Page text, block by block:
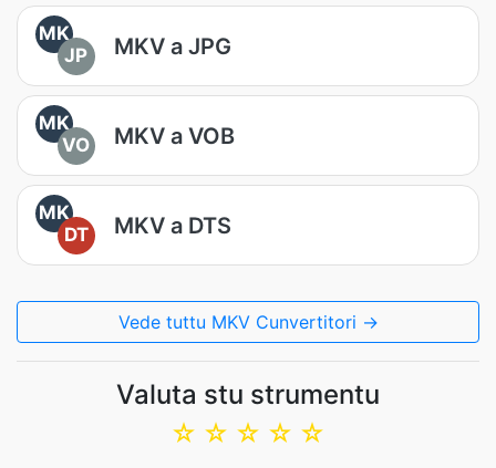
MK
JP
MKV a JPG
MK
VO
MKV a VOB
MK
DT
MKV a DTS
Vede tuttu MKV Cunvertitori →
Valuta stu strumentu
☆
☆
☆
☆
☆